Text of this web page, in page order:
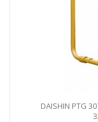
DAISHIN PTG